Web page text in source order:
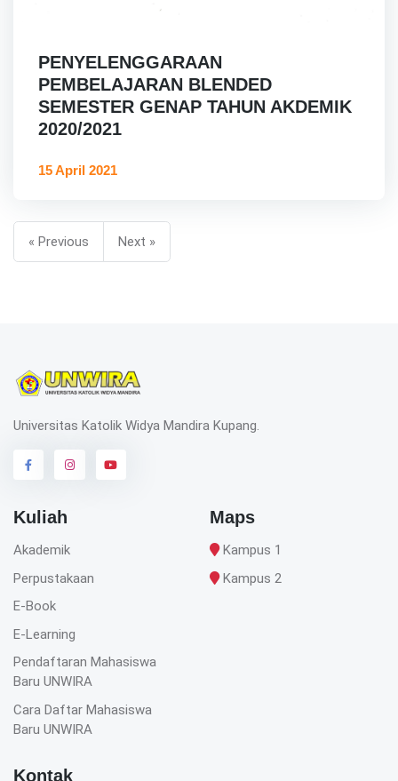
PENYELENGGARAAN
PEMBELAJARAN BLENDED
SEMESTER GENAP TAHUN AKDEMIK
2020/2021
15 April 2021
« Previous Next »
Universitas Katolik Widya Mandira Kupang.
Kuliah
Akademik
Perpustakaan
E-Book
E-Learning
Pendaftaran Mahasiswa
Baru UNWIRA
Cara Daftar Mahasiswa
Baru UNWIRA
Maps
Kampus 1
Kampus 2
Kontak